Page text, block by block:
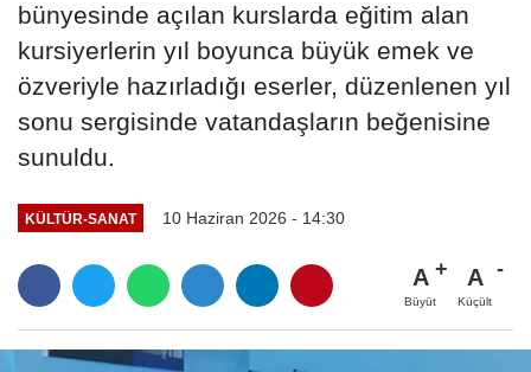
bünyesinde açılan kurslarda eğitim alan
kursiyerlerin yıl boyunca büyük emek ve
özveriyle hazırladığı eserler, düzenlenen yıl
sonu sergisinde vatandaşların beğenisine
sunuldu.
KÜLTÜR-SANAT 10 Haziran 2026 - 14:30
A
Büyüt
A
Küçült